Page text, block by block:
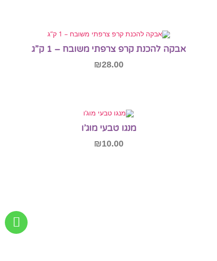
אבקה להכנת קרפ צרפתי משובח – 1 ק”ג
₪28.00
הוספה לסל
מנגו טבעי מוג’ו
₪10.00